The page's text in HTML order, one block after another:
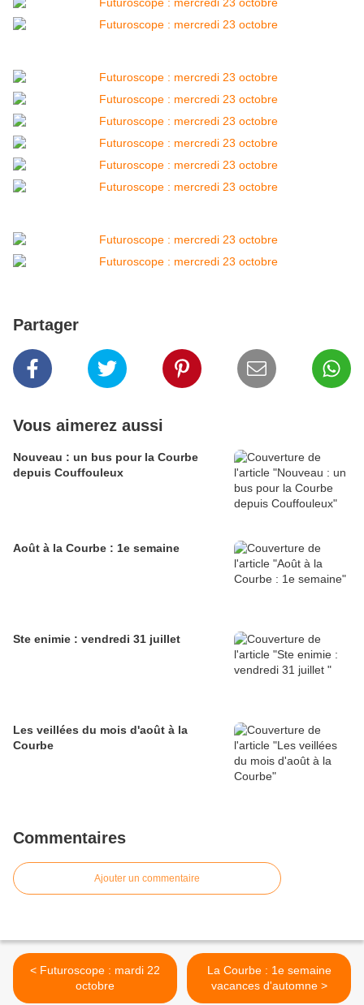
Partager
Vous aimerez aussi
Nouveau : un bus pour la Courbe
depuis Couffouleux
Août à la Courbe : 1e semaine
Ste enimie : vendredi 31 juillet
Les veillées du mois d'août à la
Courbe
Commentaires
Ajouter un commentaire
< Futuroscope : mardi 22
octobre
La Courbe : 1e semaine
vacances d'automne >